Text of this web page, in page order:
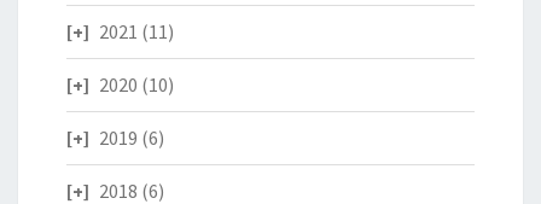
2021 (11)
2020 (10)
2019 (6)
2018 (6)